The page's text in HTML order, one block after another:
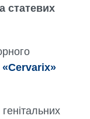
статевих
«Cervarix»